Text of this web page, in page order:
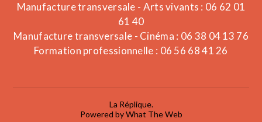
Manufacture transversale - Arts vivants : 06 62 01
61 40
Manufacture transversale - Cinéma : 06 38 04 13 76
Formation professionnelle : 06 56 68 41 26
La Réplique.
Powered by What The Web